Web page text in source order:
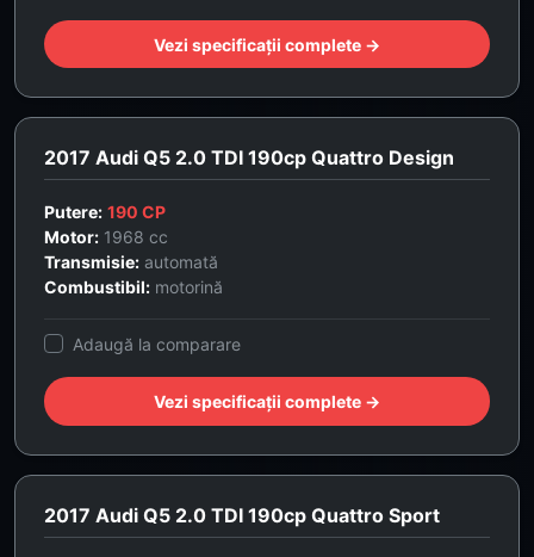
Vezi specificații complete →
2017 Audi Q5 2.0 TDI 190cp Quattro Design
Putere: 190 CP
Motor: 1968 cc
Transmisie: automată
Combustibil: motorină
Adaugă la comparare
Vezi specificații complete →
2017 Audi Q5 2.0 TDI 190cp Quattro Sport